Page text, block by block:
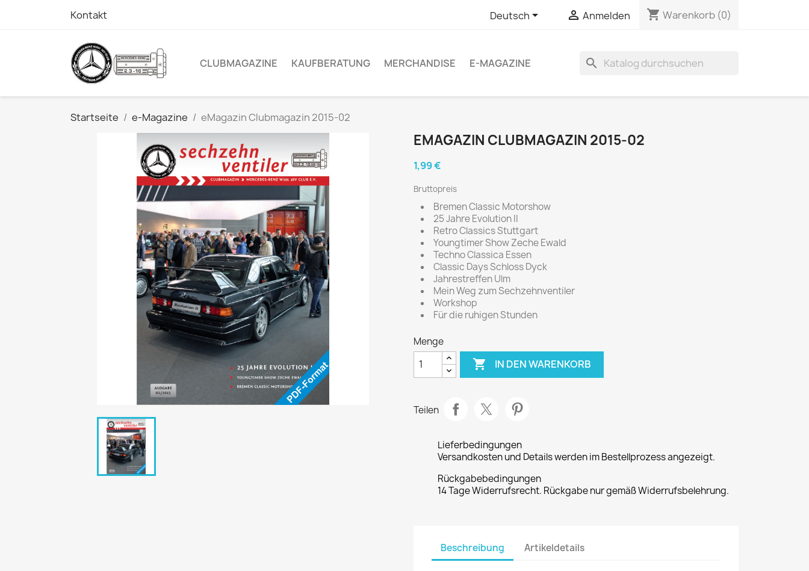
Kontakt Deutsch  Anmelden shopping_cart Warenkorb (0)
CLUBMAGAZINE KAUFBERATUNG MERCHANDISE E-MAGAZINE search
Startseite e-Magazine eMagazin Clubmagazin 2015-02
EMAGAZIN CLUBMAGAZIN 2015-02
1,99 €
Bruttopreis
Bremen Classic Motorshow
25 Jahre Evolution II
Retro Classics Stuttgart
Youngtimer Show Zeche Ewald
Techno Classica Essen
Classic Days Schloss Dyck
Jahrestreffen Ulm
Mein Weg zum Sechzehnventiler
Workshop
Für die ruhigen Stunden
Menge
 IN DEN WARENKORB
Teilen
Lieferbedingungen
Versandkosten und Details werden im Bestellprozess angezeigt.
Rückgabebedingungen
14 Tage Widerrufsrecht. Rückgabe nur gemäß Widerrufsbelehrung.
Beschreibung Artikeldetails